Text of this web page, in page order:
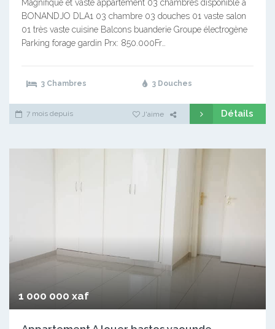
Magnifique et vaste appartement 03 chambres disponible à
BONANDJO DLA1 03 chambre 03 douches 01 vaste salon
01 très vaste cuisine Balcons buanderie Groupe électrogène
Parking forage gardin Prx: 850.000Fr…
3 Chambres 3 Douches
7 mois depuis J'aime Détails
1 000 000 xaf